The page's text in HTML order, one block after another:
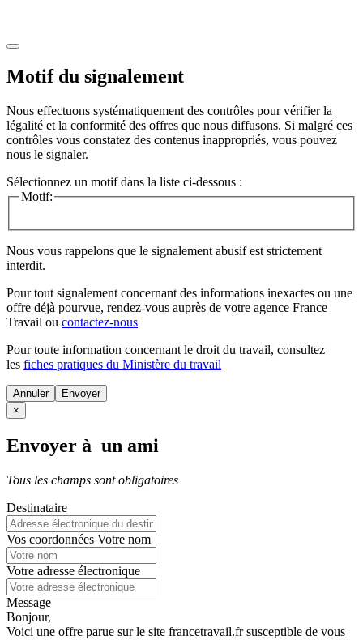
Motif du signalement
Nous effectuons systématiquement des contrôles pour vérifier la
légalité et la conformité des offres que nous diffusons. Si malgré ces
contrôles vous constatez des contenus inappropriés, vous pouvez
nous le signaler.
Sélectionnez un motif dans la liste ci-dessous :
Motif:
Nous vous rappelons que le signalement abusif est strictement
interdit.
Pour tout signalement concernant des informations inexactes ou une
offre déjà pourvue, rendez-vous auprès de votre agence France
Travail ou contactez-nous
Pour toute information concernant le droit du travail, consultez
les fiches pratiques du Ministère du travail
Annuler
×
Envoyer à un ami
Tous les champs sont obligatoires
Destinataire
Vos coordonnées Votre nom
Votre adresse électronique
Message
Bonjour,
Voici une offre parue sur le site francetravail.fr susceptible de vous